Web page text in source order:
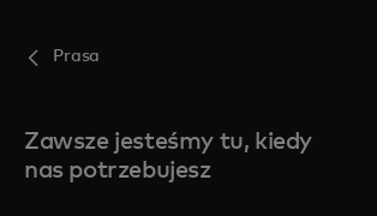
Prasa
Zawsze jesteśmy tu, kiedy
nas potrzebujesz